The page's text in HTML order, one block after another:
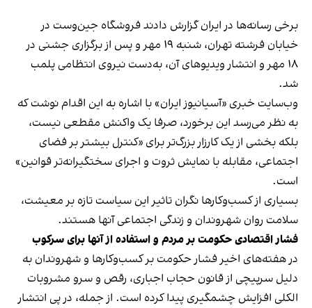
برخی رسانه‌ها در ایران گزارش دادند فروشگاه جین‌وست در
خیابان فرشته تهران، شنبه ۱۹ مهر و پس از برگزاری جشنی در
۱۸ مهر و انتشار ویدیوهای آن، به‌دست نیروی انتظامی پلمب
شد.
وب‌سایت خبری «آسیانیوز ایران» با اشاره به این اقدام نوشت که
به نظر می‌رسد این برخورد، صرفا یک واکنش مقطعی نیست،
بلکه بخشی از یک کارزار بزرگ‌تر برای «کنترل بیشتر بر فضای
اجتماعی، مقابله با نمایش ثروت و اجرای سختگیرانه‌تر قوانین»
است.
بسیاری از کسب‌وکارها نگران تاثیر این سیاست‌ تازه بر معیشت،
سلامت روان شهروندان و زندگی اجتماعی آنها هستند.
فشار اقتصادی حکومت بر مردم و استفاده از آنها برای سرکوب
در هفته‌های اخیر فشار حکومت بر کسب‌وکارها و شهروندان به
دلیل سرپیچی از قانون حجاب اجباری، رقص و سرو مشروبات
الکلی افزایش چشمگیری پیدا کرده است. از جمله، در پی انتشار